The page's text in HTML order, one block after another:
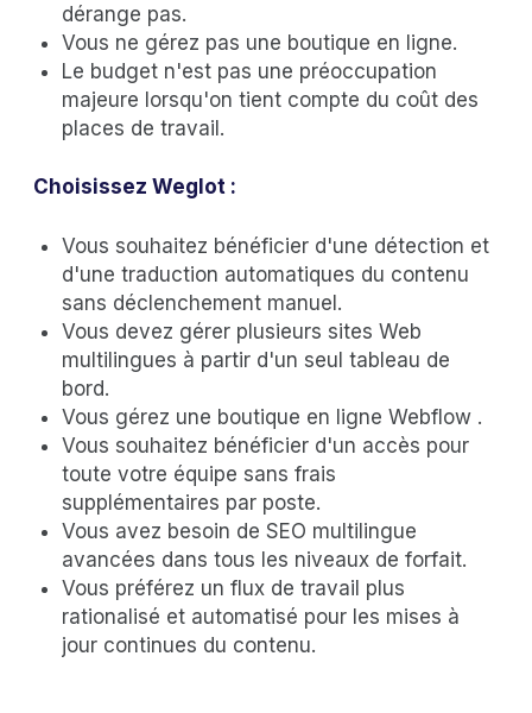
dérange pas.
Vous ne gérez pas une boutique en ligne.
Le budget n'est pas une préoccupation
majeure lorsqu'on tient compte du coût des
places de travail.
Choisissez Weglot :
Vous souhaitez bénéficier d'une détection et
d'une traduction automatiques du contenu
sans déclenchement manuel.
Vous devez gérer plusieurs sites Web
multilingues à partir d'un seul tableau de
bord.
Vous gérez une boutique en ligne Webflow .
Vous souhaitez bénéficier d'un accès pour
toute votre équipe sans frais
supplémentaires par poste.
Vous avez besoin de SEO multilingue
avancées dans tous les niveaux de forfait.
Vous préférez un flux de travail plus
rationalisé et automatisé pour les mises à
jour continues du contenu.